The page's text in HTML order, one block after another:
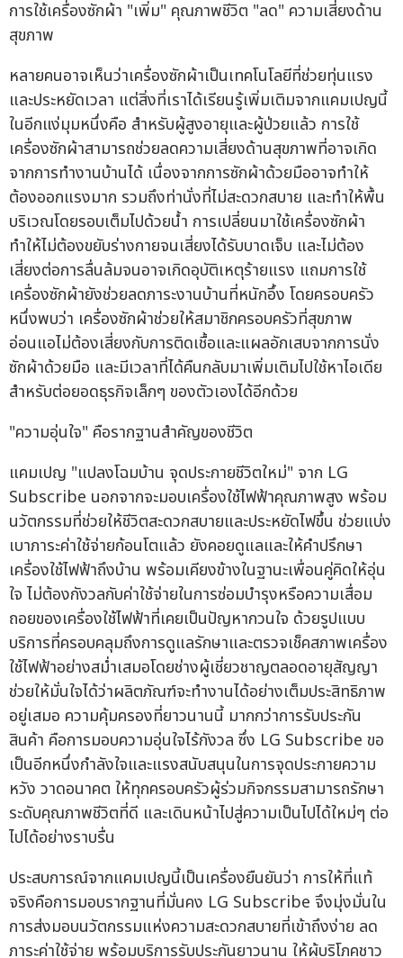
การใช้เครื่องซักผ้า "เพิ่ม" คุณภาพชีวิต "ลด" ความเสี่ยงด้าน
สุขภาพ
หลายคนอาจเห็นว่าเครื่องซักผ้าเป็นเทคโนโลยีที่ช่วยทุ่นแรง
และประหยัดเวลา แต่สิ่งที่เราได้เรียนรู้เพิ่มเติมจากแคมเปญนี้
ในอีกแง่มุมหนึ่งคือ สำหรับผู้สูงอายุและผู้ป่วยแล้ว การใช้
เครื่องซักผ้าสามารถช่วยลดความเสี่ยงด้านสุขภาพที่อาจเกิด
จากการทำงานบ้านได้ เนื่องจากการซักผ้าด้วยมืออาจทำให้
ต้องออกแรงมาก รวมถึงท่านั่งที่ไม่สะดวกสบาย และทำให้พื้น
บริเวณโดยรอบเต็มไปด้วยน้ำ การเปลี่ยนมาใช้เครื่องซักผ้า
ทำให้ไม่ต้องขยับร่างกายจนเสี่ยงได้รับบาดเจ็บ และไม่ต้อง
เสี่ยงต่อการลื่นล้มจนอาจเกิดอุบัติเหตุร้ายแรง แถมการใช้
เครื่องซักผ้ายังช่วยลดภาระงานบ้านที่หนักอึ้ง โดยครอบครัว
หนึ่งพบว่า เครื่องซักผ้าช่วยให้สมาชิกครอบครัวที่สุขภาพ
อ่อนแอไม่ต้องเสี่ยงกับการติดเชื้อและแผลอักเสบจากการนั่ง
ซักผ้าด้วยมือ และมีเวลาที่ได้คืนกลับมาเพิ่มเติมไปใช้หาไอเดีย
สำหรับต่อยอดธุรกิจเล็กๆ ของตัวเองได้อีกด้วย
"ความอุ่นใจ" คือรากฐานสำคัญของชีวิต
แคมเปญ "แปลงโฉมบ้าน จุดประกายชีวิตใหม่" จาก LG
Subscribe นอกจากจะมอบเครื่องใช้ไฟฟ้าคุณภาพสูง พร้อม
นวัตกรรมที่ช่วยให้ชีวิตสะดวกสบายและประหยัดไฟขึ้น ช่วยแบ่ง
เบาภาระค่าใช้จ่ายก้อนโตแล้ว ยังคอยดูแลและให้คำปรึกษา
เครื่องใช้ไฟฟ้าถึงบ้าน พร้อมเคียงข้างในฐานะเพื่อนคู่คิดให้อุ่น
ใจ ไม่ต้องกังวลกับค่าใช้จ่ายในการซ่อมบำรุงหรือความเสื่อม
ถอยของเครื่องใช้ไฟฟ้าที่เคยเป็นปัญหากวนใจ ด้วยรูปแบบ
บริการที่ครอบคลุมถึงการดูแลรักษาและตรวจเช็คสภาพเครื่อง
ใช้ไฟฟ้าอย่างสม่ำเสมอโดยช่างผู้เชี่ยวชาญตลอดอายุสัญญา
ช่วยให้มั่นใจได้ว่าผลิตภัณฑ์จะทำงานได้อย่างเต็มประสิทธิภาพ
อยู่เสมอ ความคุ้มครองที่ยาวนานนี้ มากกว่าการรับประกัน
สินค้า คือการมอบความอุ่นใจไร้กังวล ซึ่ง LG Subscribe ขอ
เป็นอีกหนึ่งกำลังใจและแรงสนับสนุนในการจุดประกายความ
หวัง วาดอนาคต ให้ทุกครอบครัวผู้ร่วมกิจกรรมสามารถรักษา
ระดับคุณภาพชีวิตที่ดี และเดินหน้าไปสู่ความเป็นไปได้ใหม่ๆ ต่อ
ไปได้อย่างราบรื่น
ประสบการณ์จากแคมเปญนี้เป็นเครื่องยืนยันว่า การให้ที่แท้
จริงคือการมอบรากฐานที่มั่นคง LG Subscribe จึงมุ่งมั่นใน
การส่งมอบนวัตกรรมแห่งความสะดวกสบายที่เข้าถึงง่าย ลด
ภาระค่าใช้จ่าย พร้อมบริการรับประกันยาวนาน ให้ผู้บริโภคชาว